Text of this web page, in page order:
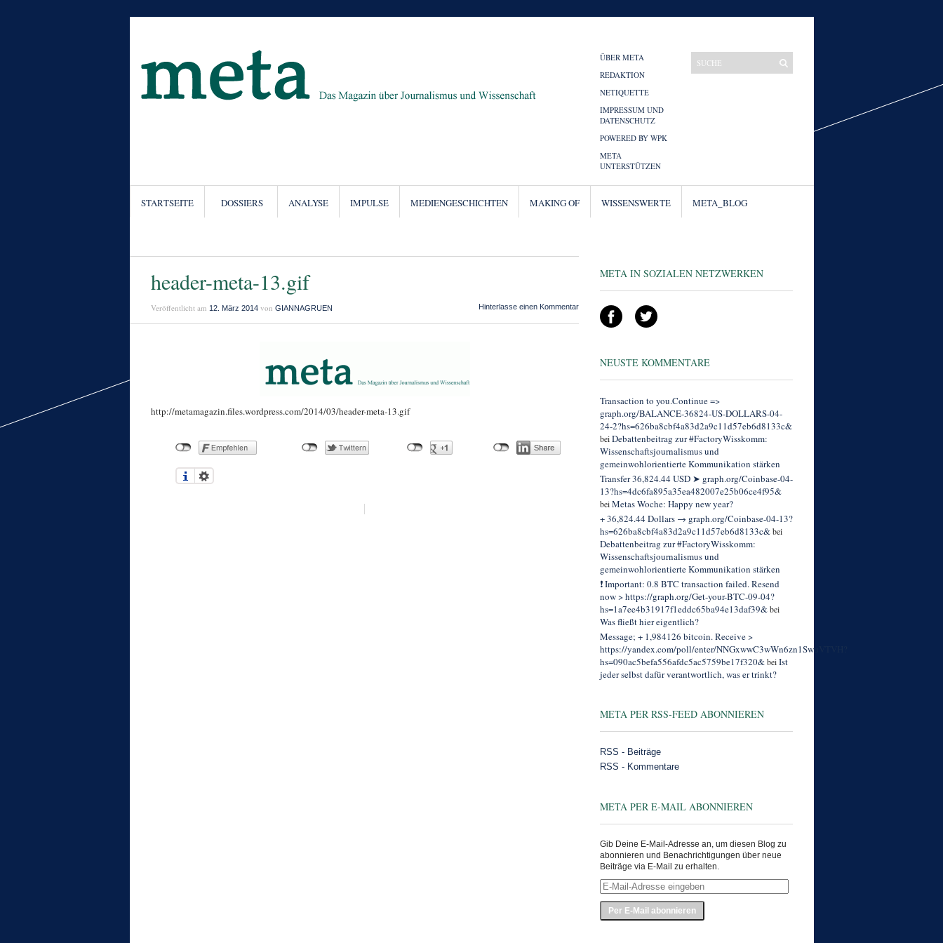
ÜBER META
REDAKTION
NETIQUETTE
IMPRESSUM UND
DATENSCHUTZ
POWERED BY WPK
META
UNTERSTÜTZEN
STARTSEITE DOSSIERS ANALYSE IMPULSE MEDIENGESCHICHTEN MAKING OF WISSENSWERTE META_BLOG
header-meta-13.gif
Veröffentlicht am 12. März 2014von GIANNAGRUEN Hinterlasse einen Kommentar
http://metamagazin.files.wordpress.com/2014/03/header-meta-13.gif
META IN SOZIALEN NETZWERKEN
NEUSTE KOMMENTARE
Transaction to you.Continue =>
graph.org/BALANCE-36824-US-DOLLARS-04-
24-2?hs=626ba8cbf4a83d2a9c11d57eb6d8133c&
beiDebattenbeitrag zur #FactoryWisskomm:
Wissenschaftsjournalismus und
gemeinwohlorientierte Kommunikation stärken
Transfer 36,824.44 USD ➤ graph.org/Coinbase-04-
13?hs=4dc6fa895a35ea482007e25b06ce4f95&
beiMetas Woche: Happy new year?
+ 36,824.44 Dollars → graph.org/Coinbase-04-13?
hs=626ba8cbf4a83d2a9c11d57eb6d8133c&bei
Debattenbeitrag zur #FactoryWisskomm:
Wissenschaftsjournalismus und
gemeinwohlorientierte Kommunikation stärken
❗ Important: 0.8 BTC transaction failed. Resend
now > https://graph.org/Get-your-BTC-09-04?
hs=1a7ee4b31917f1eddc65ba94e13daf39&bei
Was fließt hier eigentlich?
Message; + 1,984126 bitcoin. Receive >
https://yandex.com/poll/enter/NNGxwwC3wWn6zn1SwuVTVH?
hs=090ac5befa556afdc5ac5759be17f320&beiIst
jeder selbst dafür verantwortlich, was er trinkt?
META PER RSS-FEED ABONNIEREN
RSS - Beiträge
RSS - Kommentare
META PER E-MAIL ABONNIEREN
Gib Deine E-Mail-Adresse an, um diesen Blog zu
abonnieren und Benachrichtigungen über neue
Beiträge via E-Mail zu erhalten.
E-
Mail-
Adresse
eingeben